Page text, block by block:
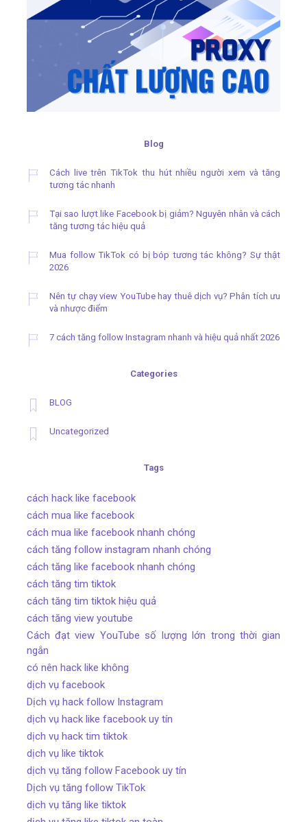
Blog
Cách live trên TikTok thu hút nhiều người xem và tăng
tương tác nhanh
Tại sao lượt like Facebook bị giảm? Nguyên nhân và cách
tăng tương tác hiệu quả
Mua follow TikTok có bị bóp tương tác không? Sự thật
2026
Nên tự chạy view YouTube hay thuê dịch vụ? Phân tích ưu
và nhược điểm
7 cách tăng follow Instagram nhanh và hiệu quả nhất 2026
Categories
BLOG
Uncategorized
Tags
cách hack like facebook
cách mua like facebook
cách mua like facebook nhanh chóng
cách tăng follow instagram nhanh chóng
cách tăng like facebook nhanh chóng
cách tăng tim tiktok
cách tăng tim tiktok hiệu quả
cách tăng view youtube
Cách đạt view YouTube số lượng lớn trong thời gian
ngắn
có nên hack like không
dịch vụ facebook
Dịch vụ hack follow Instagram
dịch vụ hack like facebook uy tín
dịch vụ hack tim tiktok
dịch vụ like tiktok
dịch vụ tăng follow Facebook uy tín
Dịch vụ tăng follow TikTok
dịch vụ tăng like tiktok